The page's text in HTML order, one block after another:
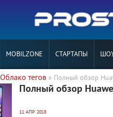
MOBILZONE СТАРТАПЫ
Облако тегов » Полный обзор
Полный обзор
11 АПР 2018